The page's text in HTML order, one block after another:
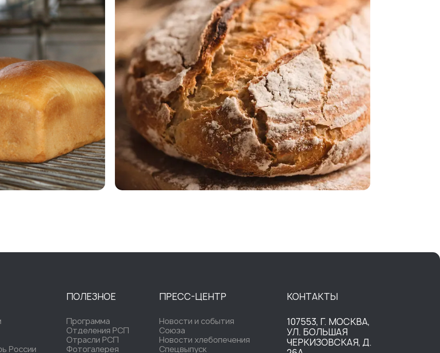
России
ПОЛЕЗНОЕ
Программа
Отделения РСП
Отрасли РСП
Фотогалерея
ПРЕСС-ЦЕНТР
Новости и события
Союза
Новости хлебопечения
Спецвыпуск
КОНТАКТЫ
107553, Г. МОСКВА,
УЛ. БОЛЬШАЯ
ЧЕРКИЗОВСКАЯ, Д.